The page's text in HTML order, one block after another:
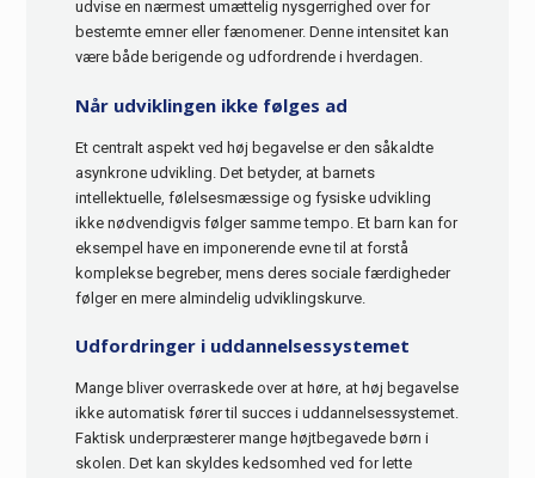
udvise en nærmest umættelig nysgerrighed over for
bestemte emner eller fænomener. Denne intensitet kan
være både berigende og udfordrende i hverdagen.
Når udviklingen ikke følges ad
Et centralt aspekt ved høj begavelse er den såkaldte
asynkrone udvikling. Det betyder, at barnets
intellektuelle, følelsesmæssige og fysiske udvikling
ikke nødvendigvis følger samme tempo. Et barn kan for
eksempel have en imponerende evne til at forstå
komplekse begreber, mens deres sociale færdigheder
følger en mere almindelig udviklingskurve.
Udfordringer i uddannelsessystemet
Mange bliver overraskede over at høre, at høj begavelse
ikke automatisk fører til succes i uddannelsessystemet.
Faktisk underpræsterer mange højtbegavede børn i
skolen. Det kan skyldes kedsomhed ved for lette